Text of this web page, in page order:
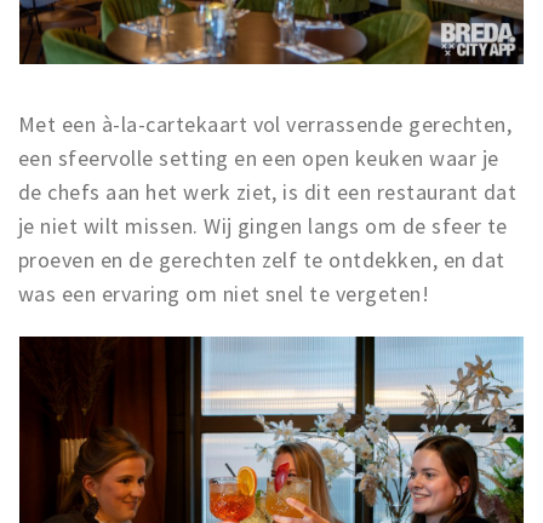
Studentenroutes
Natuurgebieden
Drinken
Slapen
Recreatief
Winkels
Winkelgebieden
Parkeren
Inloggen
Met een à-la-cartekaart vol verrassende gerechten,
een sfeervolle setting en een open keuken waar je
de chefs aan het werk ziet, is dit een restaurant dat
je niet wilt missen. Wij gingen langs om de sfeer te
proeven en de gerechten zelf te ontdekken, en dat
was een ervaring om niet snel te vergeten!